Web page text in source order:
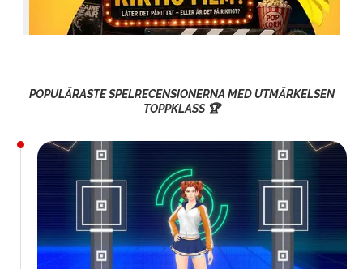
POPULÄRASTE SPELRECENSIONERNA MED UTMÄRKELSEN
TOPPKLASS 🏆